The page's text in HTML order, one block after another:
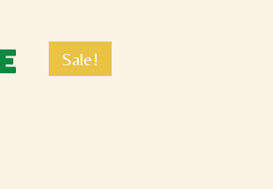
Sale!